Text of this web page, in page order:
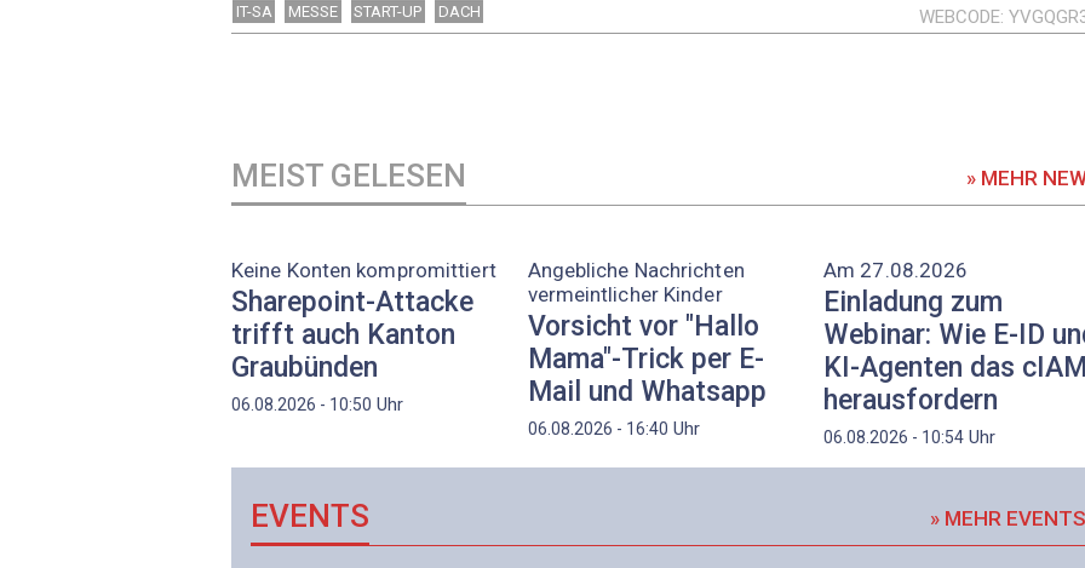
IT-SA MESSE START-UP DACH WEBCODE
MEIST GELESEN » MEHR
Keine Konten kompromittiert
Sharepoint-Attacke
trifft auch Kanton
Graubünden
06.08.2026 - 10:50 Uhr
Angebliche Nachrichten
vermeintlicher Kinder
Vorsicht vor "Hallo
Mama"-Trick per E-
Mail und Whatsapp
06.08.2026 - 16:40 Uhr
Am 27.08.2026
Einladung zum
Webinar: Wie E-ID
KI-Agenten das cIAM
herausfordern
06.08.2026 - 10:54 Uhr
EVENTS » MEHR EVENTS